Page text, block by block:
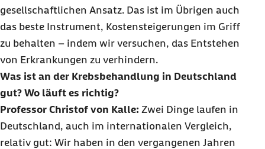
gesellschaftlichen Ansatz. Das ist im Übrigen auch
das beste Instrument, Kostensteigerungen im Griff
zu behalten – indem wir versuchen, das Entstehen
von Erkrankungen zu verhindern.
Was ist an der Krebsbehandlung in Deutschland
gut? Wo läuft es richtig?
Professor Christof von Kalle: Zwei Dinge laufen in
Deutschland, auch im internationalen Vergleich,
relativ gut: Wir haben in den vergangenen Jahren